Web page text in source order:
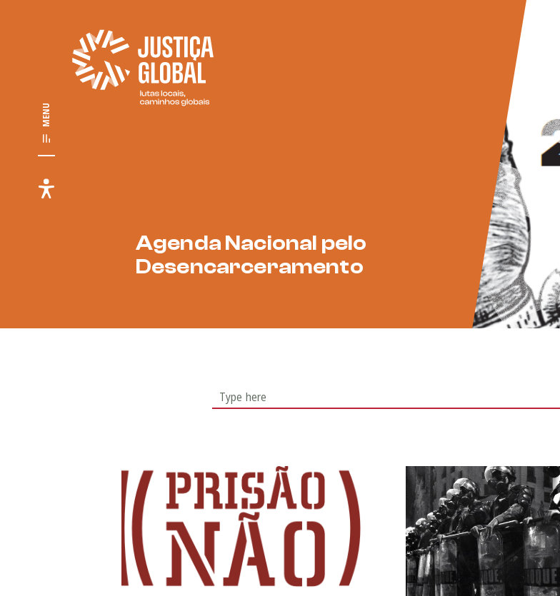
MENU
Agenda Nacional pelo
Desencarceramento